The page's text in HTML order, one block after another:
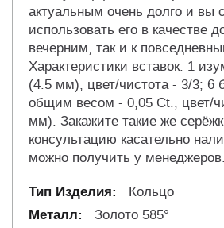
актуальным очень долго и вы
использовать его в качестве
вечерним, так и к
Характеристики вставок: 1
(4.5 мм), цвет/чистота - 3/3; 6
общим весом - 0,05 Ct., цвет/
мм). Закажите такие же
консультацию касательно
можно получить у менеджеров.
Кольцо
Золото 585°